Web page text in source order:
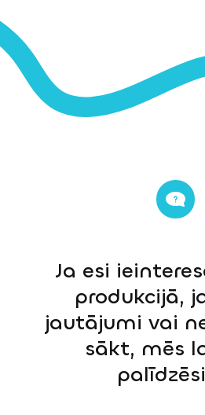
Ja esi
produkcijā,
jautājumi vai
sākt, mēs